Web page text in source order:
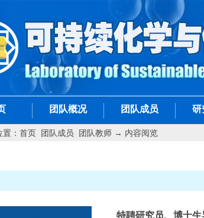
团队概况 团队成员 研
： 首页 团队成员 团队教师 → 内容阅览
特聘研究员、博士生